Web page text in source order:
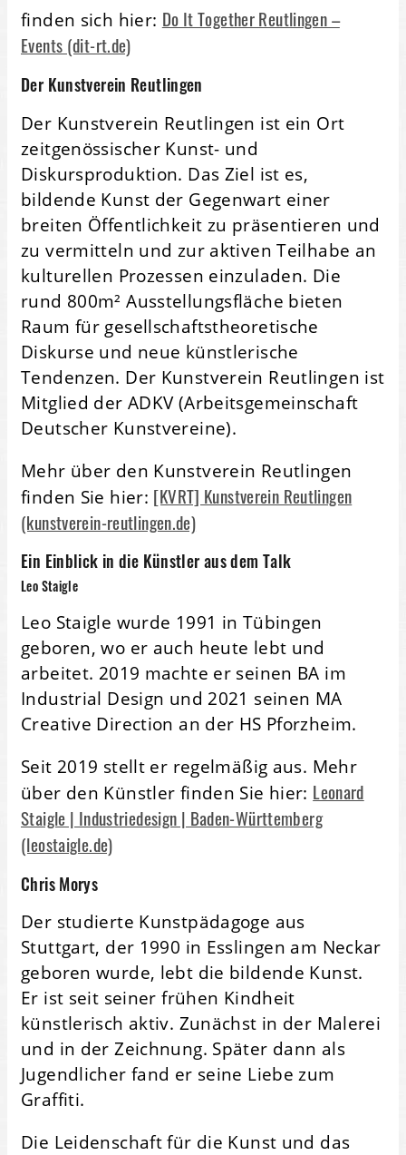
finden sich hier: Do It Together Reutlingen –
Events (dit-rt.de)
Der Kunstverein Reutlingen
Der Kunstverein Reutlingen ist ein Ort
zeitgenössischer Kunst- und
Diskursproduktion. Das Ziel ist es,
bildende Kunst der Gegenwart einer
breiten Öffentlichkeit zu präsentieren und
zu vermitteln und zur aktiven Teilhabe an
kulturellen Prozessen einzuladen. Die
rund 800m² Ausstellungsfläche bieten
Raum für gesellschaftstheoretische
Diskurse und neue künstlerische
Tendenzen. Der Kunstverein Reutlingen ist
Mitglied der ADKV (Arbeitsgemeinschaft
Deutscher Kunstvereine).
Mehr über den Kunstverein Reutlingen
finden Sie hier: [KVRT] Kunstverein Reutlingen
(kunstverein-reutlingen.de)
Ein Einblick in die Künstler aus dem Talk
Leo Staigle
Leo Staigle wurde 1991 in Tübingen
geboren, wo er auch heute lebt und
arbeitet. 2019 machte er seinen BA im
Industrial Design und 2021 seinen MA
Creative Direction an der HS Pforzheim.
Seit 2019 stellt er regelmäßig aus. Mehr
über den Künstler finden Sie hier: Leonard
Staigle | Industriedesign | Baden-Württemberg
(leostaigle.de)
​Chris Morys
Der studierte Kunstpädagoge aus
Stuttgart, der 1990 in Esslingen am Neckar
geboren wurde, lebt die bildende Kunst.
Er ist seit seiner frühen Kindheit
künstlerisch aktiv. Zunächst in der Malerei
und in der Zeichnung. Später dann als
Jugendlicher fand er seine Liebe zum
Graffiti.
Die Leidenschaft für die Kunst und das